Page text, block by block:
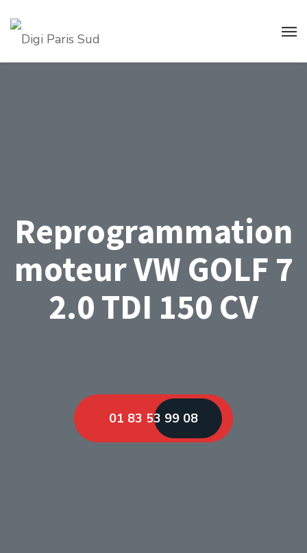
Reprogrammation
moteur VW GOLF 7
2.0 TDI 150 CV
01 83 53 99 08